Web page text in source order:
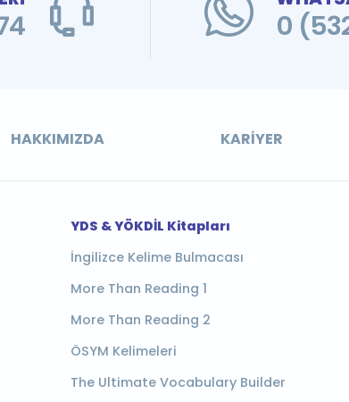
0
HAKKIMIZDA KARIYER
YDS & YÖKDİL Kitapları
İngilizce Kelime Bulmacası
More Than Reading 1
More Than Reading 2
ÖSYM Kelimeleri
The Ultimate Vocabulary Builder